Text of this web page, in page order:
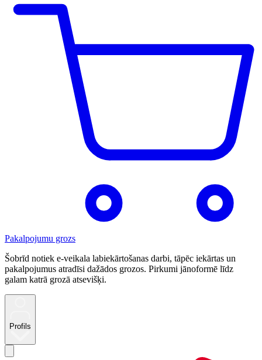
Pakalpojumu grozs
Šobrīd notiek e-veikala labiekārtošanas darbi, tāpēc iekārtas un
pakalpojumus atradīsi dažādos grozos. Pirkumi jānoformē līdz
galam katrā grozā atsevišķi.
Profils